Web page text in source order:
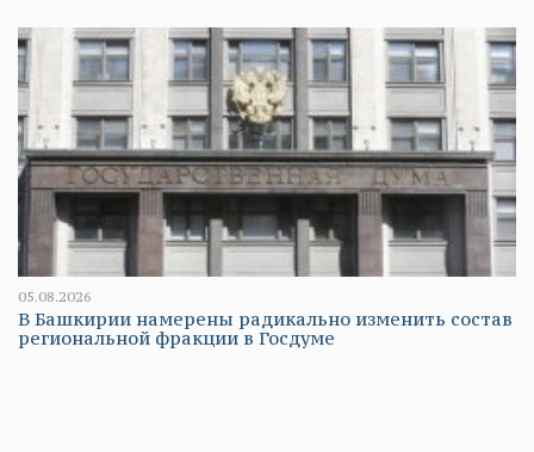
05.08.2026
В Башкирии намерены радикально изменить состав
региональной фракции в Госдуме